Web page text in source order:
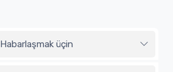
Habarlaşmak üçin